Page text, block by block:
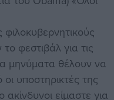
φεστιβάλ για τις
μηνύματα θέλουν να
υποστηρικτές της
είμαστε για